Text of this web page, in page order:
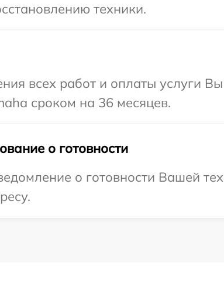
техники.
всех работ и оплаты услуги
сроком на 36 месяцев.
о готовности
о готовности Вашей